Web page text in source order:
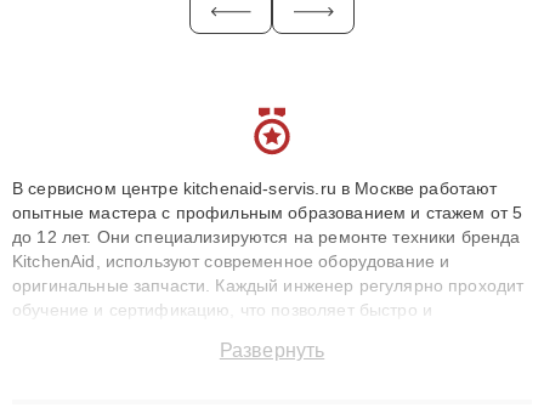
В сервисном центре kitchenaid-servis.ru в Москве работают
опытные мастера с профильным образованием и стажем от 5
до 12 лет. Они специализируются на ремонте техники бренда
KitchenAid, используют современное оборудование и
оригинальные запчасти. Каждый инженер регулярно проходит
обучение и сертификацию, что позволяет быстро и
сохранением гарантии до 3 лет. Наши мастера решают
Развернуть